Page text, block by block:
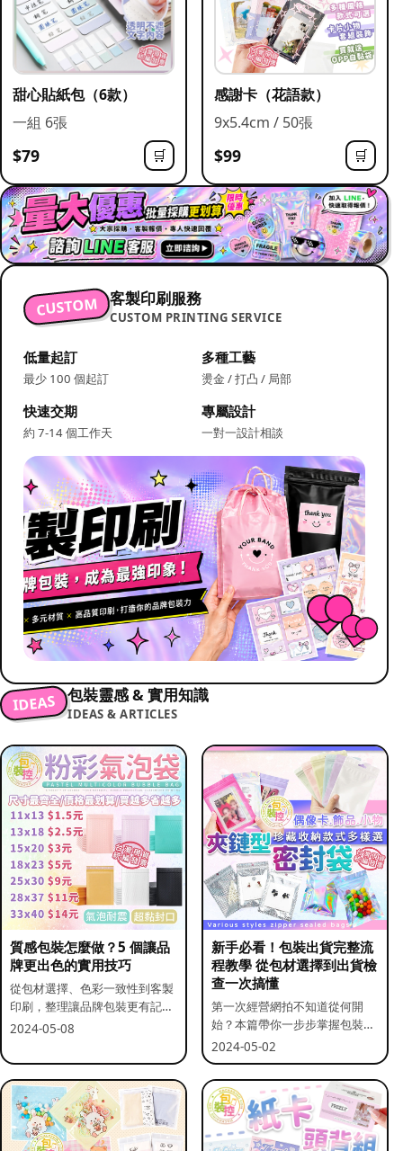
甜心貼紙包（6款）
一組 6張
$79 🛒
感謝卡（花語款）
9x5.4cm / 50張
$99 🛒
CUSTOM 客製印刷服務
CUSTOM PRINTING SERVICE
低量起訂
最少 100 個起訂
多種工藝
燙金 / 打凸 / 局部
快速交期
約 7-14 個工作天
專屬設計
一對一設計相談
IDEAS 包裝靈感 & 實用知識
IDEAS & ARTICLES
質感包裝怎麼做？5 個讓品
牌更出色的實用技巧
從包材選擇、色彩一致性到客製
印刷，整理讓品牌包裝更有記憶
點的實用做法。
2024-05-08
新手必看！包裝出貨完整流
程教學 從包材選擇到出貨檢
查一次搞懂
第一次經營網拍不知道從何開
始？本篇帶你一步步掌握包裝流
程與出貨前檢查重點。
2024-05-02